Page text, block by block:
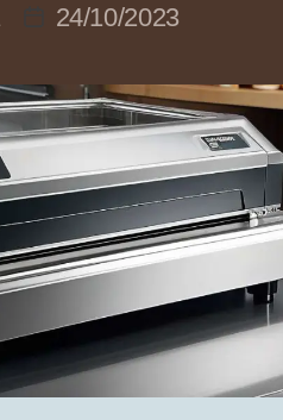
Fecha
la
entrada
24/10/2023